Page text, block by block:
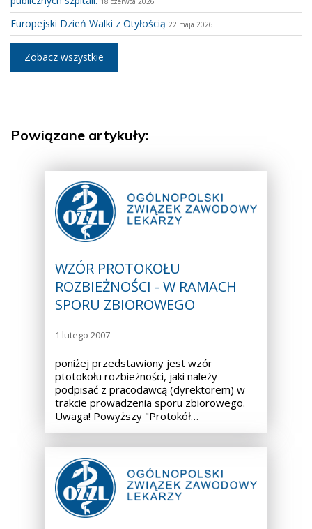
Europejski Dzień Walki z Otyłością 22 maja 2026
Zobacz wszystkie
Powiązane artykuły:
WZÓR PROTOKOŁU
ROZBIEŻNOŚCI - W RAMACH
SPORU ZBIOROWEGO
1 lutego 2007
poniżej przedstawiony jest wzór
ptotokołu rozbieżności, jaki należy
podpisać z pracodawcą (dyrektorem) w
trakcie prowadzenia sporu zbiorowego.
Uwaga! Powyższy "Protokół…